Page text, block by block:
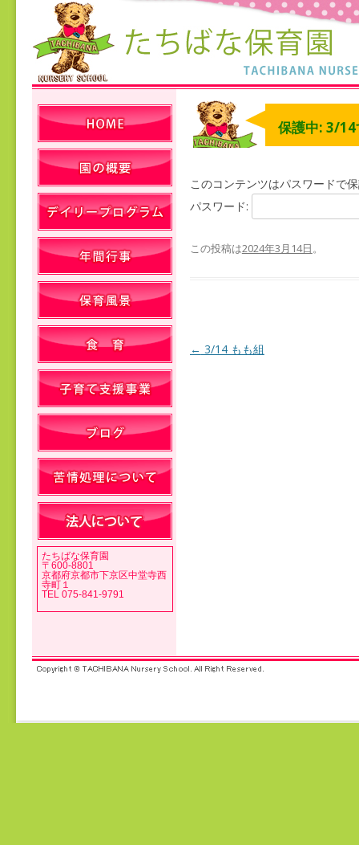
保護中: 3/14
このコンテンツはパスワードで
パスワード:
この投稿は2024年3月14日。
投稿ナビゲーション
← 3/14 もも組
たちばな保育園
〒600-8801
京都府京都市下京区中堂寺西
寺町１
TEL 075-841-9791